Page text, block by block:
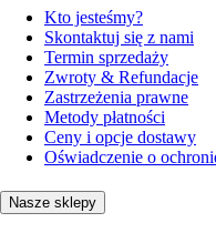
Kto jesteśmy?
Skontaktuj się z nami
Termin sprzedaży
Zwroty & Refundacje
Zastrzeżenia prawne
Metody płatności
Ceny i opcje dostawy
Oświadczenie o
Nasze sklepy